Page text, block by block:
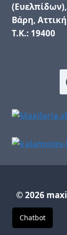
Chatbot
(Ευελπίδων),
Βάρη, Αττική
Τ.Κ.: 19400
© 2026